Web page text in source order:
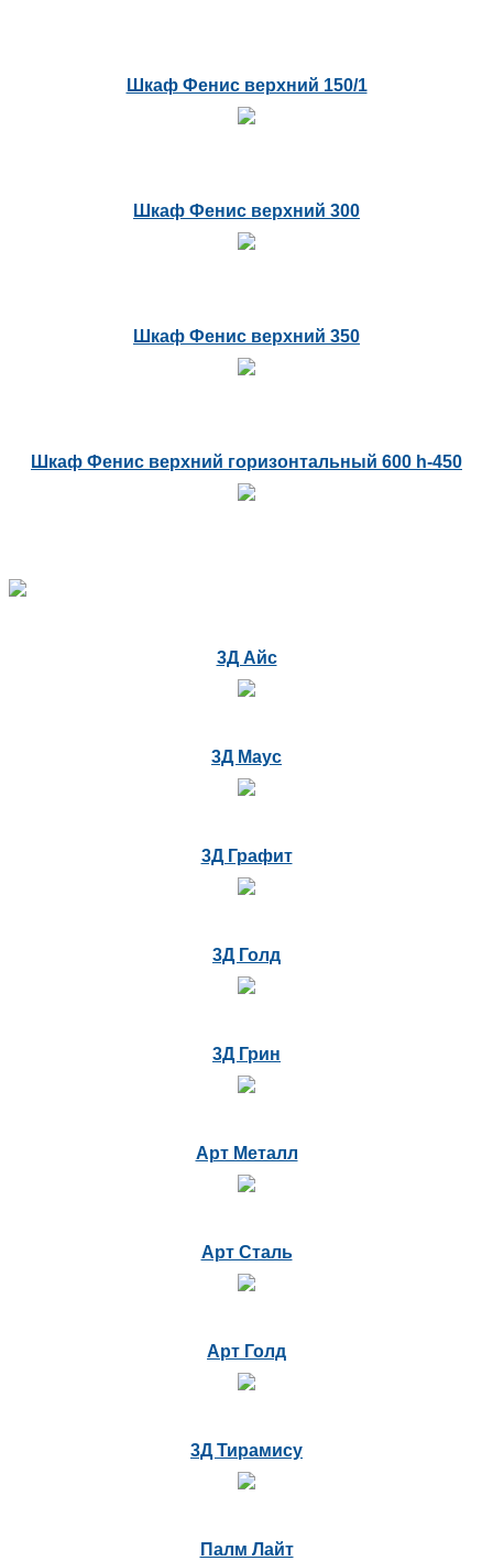
Шкаф Фенис верхний 150/1
Шкаф Фенис верхний 300
Шкаф Фенис верхний 350
Шкаф Фенис верхний горизонтальный 600 h-450
3Д Айс
3Д Маус
3Д Графит
3Д Голд
3Д Грин
Арт Металл
Арт Сталь
Арт Голд
3Д Тирамису
Палм Лайт